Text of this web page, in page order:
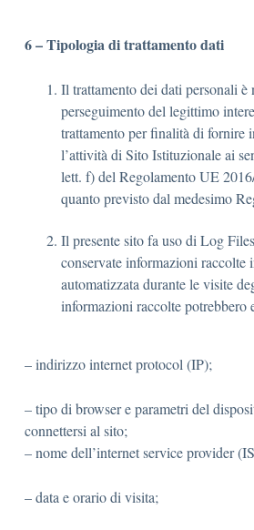
6 – Tipologia di trattamento dati
Il trattamento dei dati personali è
perseguimento del legittimo
trattamento per finalità di fornire
l’attività di Sito Istituzionale ai
lett. f) del Regolamento UE
quanto previsto dal medesimo
Il presente sito fa uso di Log
conservate informazioni raccolte
automatizzata durante le visite
informazioni raccolte potrebbero
– indirizzo internet protocol (IP);
– tipo di browser e parametri del
connettersi al sito;
– nome dell’internet service provider
– data e orario di visita;